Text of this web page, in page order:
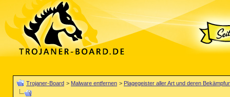
Trojaner-Board > Malware entfernen > Plagegeister aller Art und deren